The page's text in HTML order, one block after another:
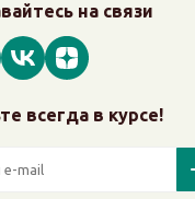
на связи
всегда в курсе!